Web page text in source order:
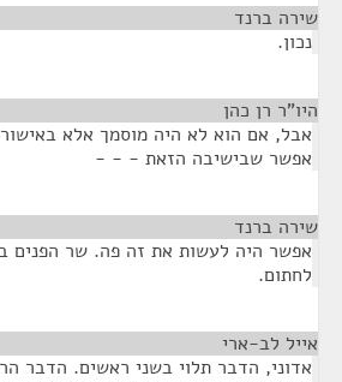
שירה ברנד
נכון.
היו"ר רן כהן
אבל, אם הוא לא היה מוסמך אלא
אפשר שבישיבה הזאת - - -
שירה ברנד
אפשר היה לעשות את זה פה. שר הפנים
לחתום.
אייל לב-ארי
אדוני, הדבר תלוי בשני ראשים. הדבר